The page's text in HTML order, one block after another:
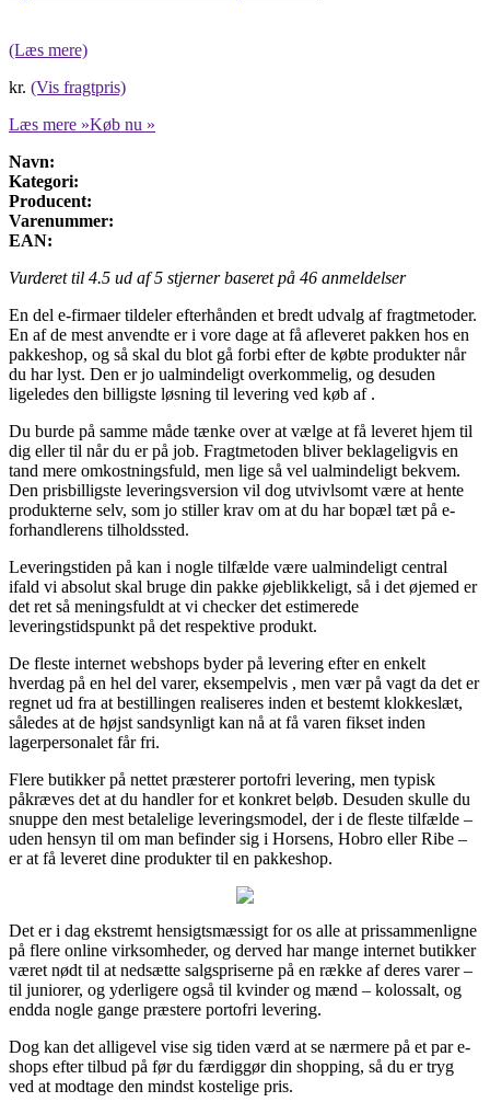
(Læs mere)
kr. (Vis fragtpris)
Læs mere »Køb nu »
Navn:
Kategori:
Producent:
Varenummer:
EAN:
Vurderet til 4.5 ud af 5 stjerner baseret på 46 anmeldelser
En del e-firmaer tildeler efterhånden et bredt udvalg af fragtmetoder.
En af de mest anvendte er i vore dage at få afleveret pakken hos en
pakkeshop, og så skal du blot gå forbi efter de købte produkter når
du har lyst. Den er jo ualmindeligt overkommelig, og desuden
ligeledes den billigste løsning til levering ved køb af .
Du burde på samme måde tænke over at vælge at få leveret hjem til
dig eller til når du er på job. Fragtmetoden bliver beklageligvis en
tand mere omkostningsfuld, men lige så vel ualmindeligt bekvem.
Den prisbilligste leveringsversion vil dog utvivlsomt være at hente
produkterne selv, som jo stiller krav om at du har bopæl tæt på e-
forhandlerens tilholdssted.
Leveringstiden på kan i nogle tilfælde være ualmindeligt central
ifald vi absolut skal bruge din pakke øjeblikkeligt, så i det øjemed er
det ret så meningsfuldt at vi checker det estimerede
leveringstidspunkt på det respektive produkt.
De fleste internet webshops byder på levering efter en enkelt
hverdag på en hel del varer, eksempelvis , men vær på vagt da det er
regnet ud fra at bestillingen realiseres inden et bestemt klokkeslæt,
således at de højst sandsynligt kan nå at få varen fikset inden
lagerpersonalet får fri.
Flere butikker på nettet præsterer portofri levering, men typisk
påkræves det at du handler for et konkret beløb. Desuden skulle du
snuppe den mest betalelige leveringsmodel, der i de fleste tilfælde –
uden hensyn til om man befinder sig i Horsens, Hobro eller Ribe –
er at få leveret dine produkter til en pakkeshop.
Det er i dag ekstremt hensigtsmæssigt for os alle at prissammenligne
på flere online virksomheder, og derved har mange internet butikker
været nødt til at nedsætte salgspriserne på en række af deres varer –
til juniorer, og yderligere også til kvinder og mænd – kolossalt, og
endda nogle gange præstere portofri levering.
Dog kan det alligevel vise sig tiden værd at se nærmere på et par e-
shops efter tilbud på før du færdiggør din shopping, så du er tryg
ved at modtage den mindst kostelige pris.